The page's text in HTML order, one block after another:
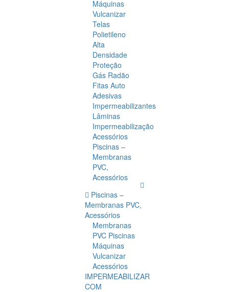
Máquinas
Vulcanizar
Telas
Polietileno
Alta
Densidade
Proteção
Gás Radão
Fitas Auto
Adesivas
Impermeabilizantes
Lâminas
Impermeabilização
Acessórios
Piscinas –
Membranas
PVC,
Acessórios
Piscinas –
Membranas PVC,
Acessórios
Membranas
PVC Piscinas
Máquinas
Vulcanizar
Acessórios
IMPERMEABILIZAR
COM